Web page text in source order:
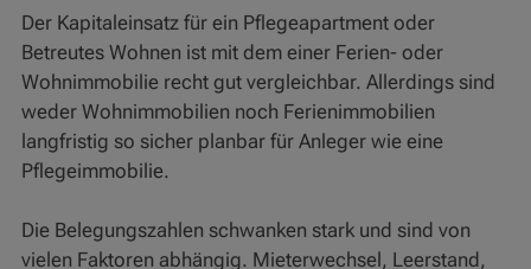
Der Kapitaleinsatz für ein Pflegeapartment oder
Betreutes Wohnen ist mit dem einer Ferien- oder
Wohnimmobilie recht gut vergleichbar. Allerdings sind
weder Wohnimmobilien noch Ferienimmobilien
langfristig so sicher planbar für Anleger wie eine
Pflegeimmobilie.
Die Belegungszahlen schwanken stark und sind von
vielen Faktoren abhängig. Mieterwechsel, Leerstand,